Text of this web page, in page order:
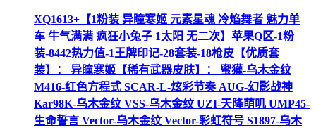
XQ1613+【1粉装 异瞳寒姬 元素星魂 冷焰舞者 魅力单
车 牛气满满 疯狂小兔子 1太阳 无二次】苹果Q区-1粉
装-8442热力值-1王牌印记-28套装-18枪皮【优质套
装】： 异瞳寒姬【稀有武器皮肤】： 蜜獾-乌木金纹
M416-红色方程式 SCAR-L-炫彩节奏 AUG-幻影战神
Kar98K-乌木金纹 VSS-乌木金纹 UZI-天降萌叽 UMP45-
生命誓言 Vector-乌木金纹 Vector-彩虹符号 S1897-乌木